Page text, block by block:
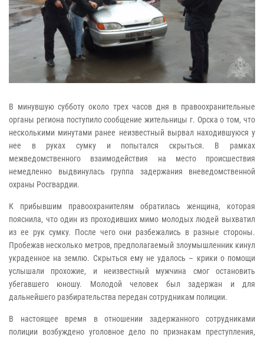
В минувшую субботу около трех часов дня в правоохранительные
органы региона поступило сообщение жительницы г. Орска о том, что
несколькими минутами ранее неизвестный вырвал находившуюся у
нее в руках сумку и попытался скрыться. В рамках
межведомственного взаимодействия на место происшествия
немедленно выдвинулась группа задержания вневедомственной
охраны Росгвардии.
К прибывшим правоохранителям обратилась женщина, которая
пояснила, что один из проходивших мимо молодых людей выхватил
из ее рук сумку. После чего они разбежались в разные стороны.
Пробежав несколько метров, предполагаемый злоумышленник кинул
украденное на землю. Скрыться ему не удалось – крики о помощи
услышали прохожие, и неизвестный мужчина смог остановить
убегавшего юношу. Молодой человек был задержан и для
дальнейшего разбирательства передан сотрудникам полиции.
В настоящее время в отношении задержанного сотрудниками
полиции возбуждено уголовное дело по признакам преступления,